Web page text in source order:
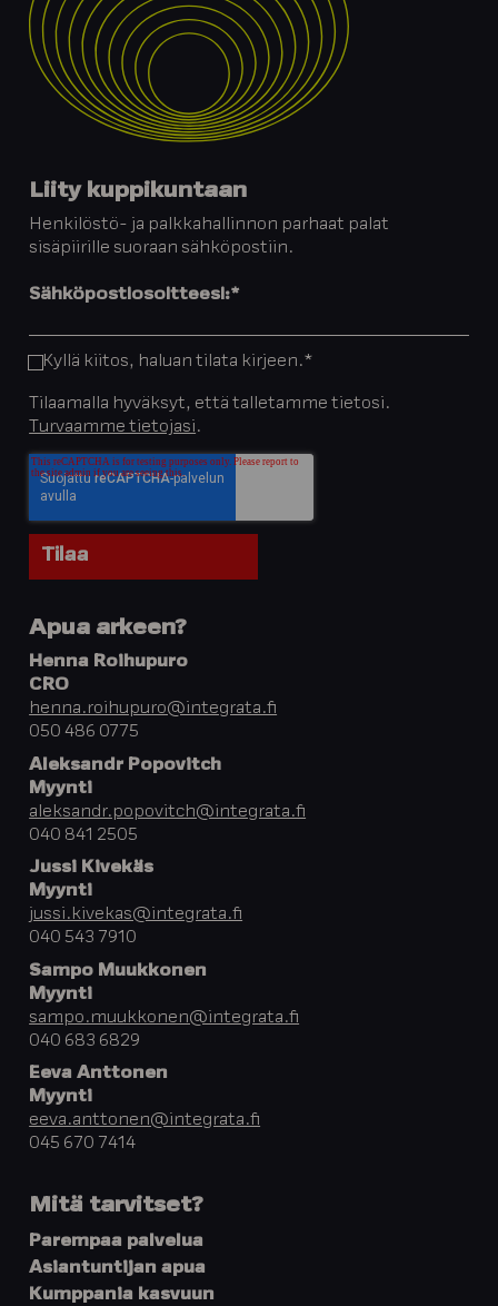
Liity kuppikuntaan
Henkilöstö- ja palkkahallinnon parhaat palat
sisäpiirille suoraan sähköpostiin.
Sähköpostiosoitteesi:*
Kyllä kiitos, haluan tilata kirjeen.*
Tilaamalla hyväksyt, että talletamme tietosi.
Turvaamme tietojasi .
Apua arkeen?
Henna Roihupuro
CRO
henna.roihupuro@integrata.fi
050 486 0775
Aleksandr Popovitch
Myynti
aleksandr.popovitch@integrata.fi
040 841 2505
Jussi Kivekäs
Myynti
jussi.kivekas@integrata.fi
040 543 7910
Sampo Muukkonen
Myynti
sampo.muukkonen@integrata.fi
040 683 6829
Eeva Anttonen
Myynti
eeva.anttonen@integrata.fi
045 670 7414
Mitä tarvitset?
Parempaa palvelua
Asiantuntijan apua
Kumppania kasvuun